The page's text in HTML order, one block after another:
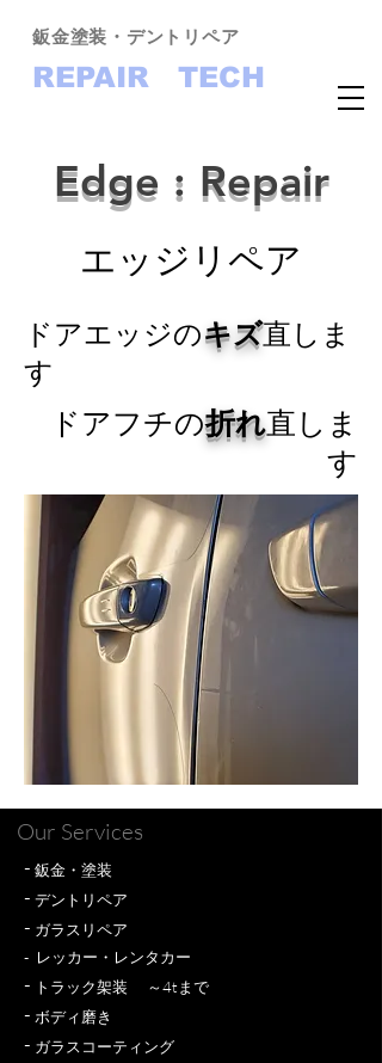
​鈑金塗装・デントリペア
REPAIR TECH
Edge : Repair
​エッジリペア
ドアエッジのキズ直しま
す
ドアフチの折れ直しま
す
Our Services
- 鈑金 ・塗装
- デントリペア
- ガラスリペア
​- レッカー・レンタカー
- トラック架装 ～4tまで
- ボディ磨き
- ガラスコーティング